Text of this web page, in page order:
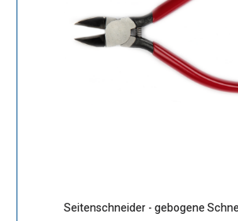
Seitenschneider - gebogene